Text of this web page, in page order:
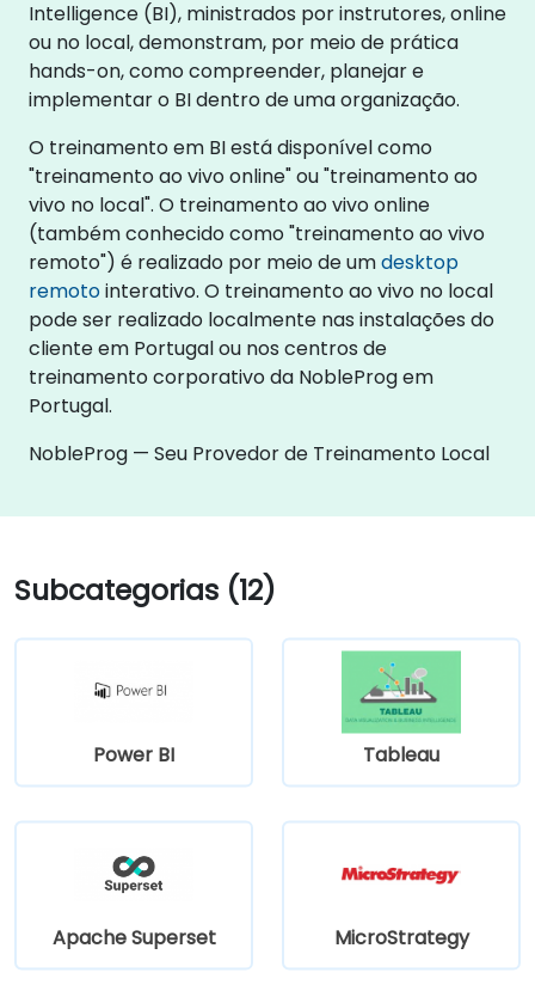
Intelligence (BI), ministrados por instrutores, online
ou no local, demonstram, por meio de prática
hands-on, como compreender, planejar e
implementar o BI dentro de uma organização.
O treinamento em BI está disponível como
"treinamento ao vivo online" ou "treinamento ao
vivo no local". O treinamento ao vivo online
(também conhecido como "treinamento ao vivo
remoto") é realizado por meio de umdesktop
remotointerativo. O treinamento ao vivo no local
pode ser realizado localmente nas instalações do
cliente em Portugal ou nos centros de
treinamento corporativo da NobleProg em
Portugal.
NobleProg — Seu Provedor de Treinamento Local
Subcategorias (12)
Power BI Tableau
Apache Superset MicroStrategy